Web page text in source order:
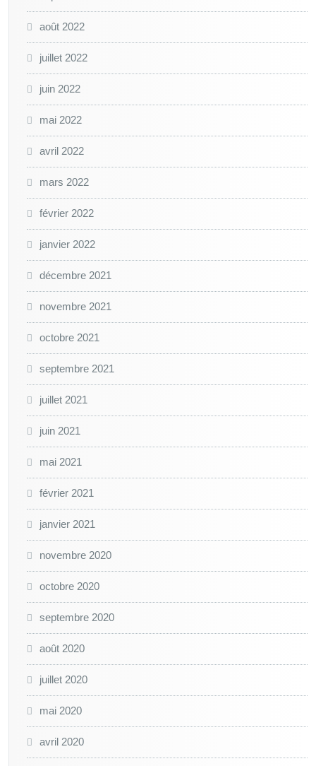
août 2022
juillet 2022
juin 2022
mai 2022
avril 2022
mars 2022
février 2022
janvier 2022
décembre 2021
novembre 2021
octobre 2021
septembre 2021
juillet 2021
juin 2021
mai 2021
février 2021
janvier 2021
novembre 2020
octobre 2020
septembre 2020
août 2020
juillet 2020
mai 2020
avril 2020